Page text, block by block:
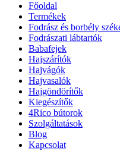
Főoldal
Termékek
Fodrász és borbély
Fodrászati lábtartók
Babafejek
Hajszárítók
Hajvágók
Hajvasalók
Hajgöndörítők
Kiegészítők
4Rico bútorok
Szolgáltatások
Blog
Kapcsolat